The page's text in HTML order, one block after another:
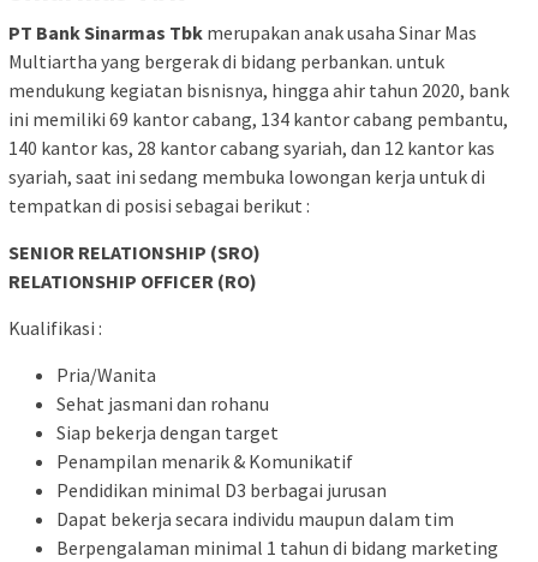
PT Bank Sinarmas Tbk merupakan anak usaha Sinar Mas
Multiartha yang bergerak di bidang perbankan. untuk
mendukung kegiatan bisnisnya, hingga ahir tahun 2020, bank
ini memiliki 69 kantor cabang, 134 kantor cabang pembantu,
140 kantor kas, 28 kantor cabang syariah, dan 12 kantor kas
syariah, saat ini sedang membuka lowongan kerja untuk di
tempatkan di posisi sebagai berikut :
SENIOR RELATIONSHIP (SRO)
RELATIONSHIP OFFICER (RO)
Kualifikasi :
Pria/Wanita
Sehat jasmani dan rohanu
Siap bekerja dengan target
Penampilan menarik & Komunikatif
Pendidikan minimal D3 berbagai jurusan
Dapat bekerja secara individu maupun dalam tim
Berpengalaman minimal 1 tahun di bidang marketing